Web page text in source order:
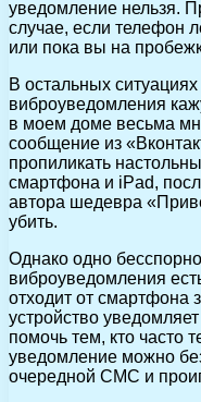
уведомление нельзя.
случае, если телефон
или пока вы на
В остальных
виброуведомления
в моем доме весьма
сообщение из
пропиликать
смартфона и iPad,
автора шедевра
убить.
Однако одно
виброуведомления
отходит от смартфона
устройство
помочь тем, кто часто
уведомление можно
очередной СМС и